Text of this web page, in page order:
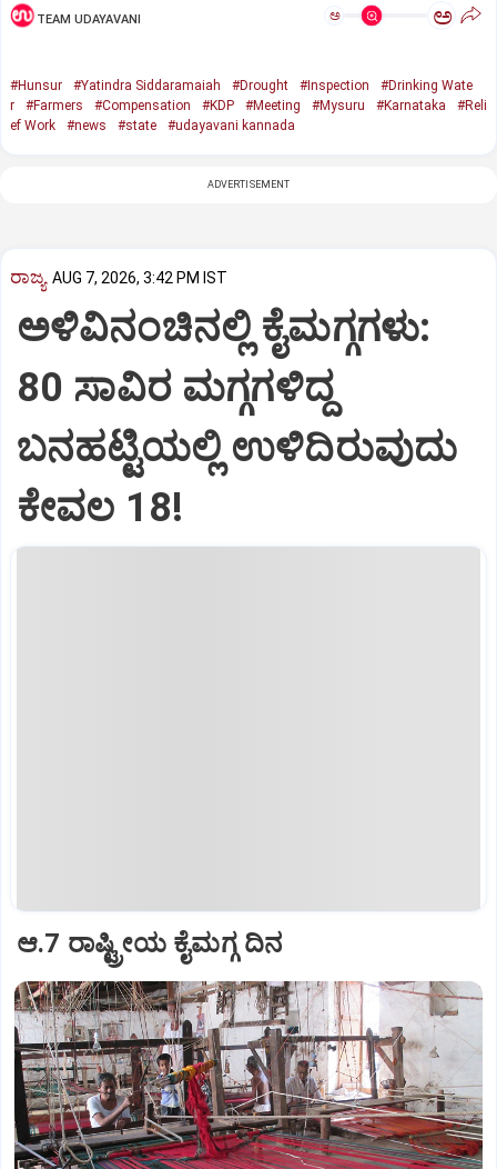
TEAM UDAYAVANI ಅ ಅ
#Hunsur #Yatindra Siddaramaiah #Drought #Inspection
#Drinking Wate
r
#Farmers #Compensation #KDP #Meeting #Mysuru #Karnataka
#Reli
ef Work
#news #state #udayavani kannada
ADVERTISEMENT
ರಾಜ್ಯ AUG 7, 2026, 3:42 PM IST
ಅಳಿವಿನಂಚಿನಲ್ಲಿ ಕೈಮಗ್ಗಗಳು:
80 ಸಾವಿರ ಮಗ್ಗಗಳಿದ್ದ
ಬನಹಟ್ಟಿಯಲ್ಲಿ ಉಳಿದಿರುವುದು
ಕೇವಲ 18!
ಆ.7 ರಾಷ್ಟ್ರೀಯ ಕೈಮಗ್ಗ ದಿನ